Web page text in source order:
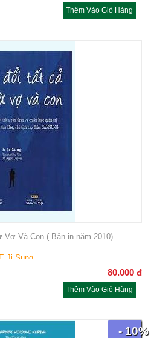
Thêm Vào Giỏ Hàng
Vợ Và Con ( Bản in năm 2010)
E Ji Sung
80.000 đ
Thêm Vào Giỏ Hàng
- 10%